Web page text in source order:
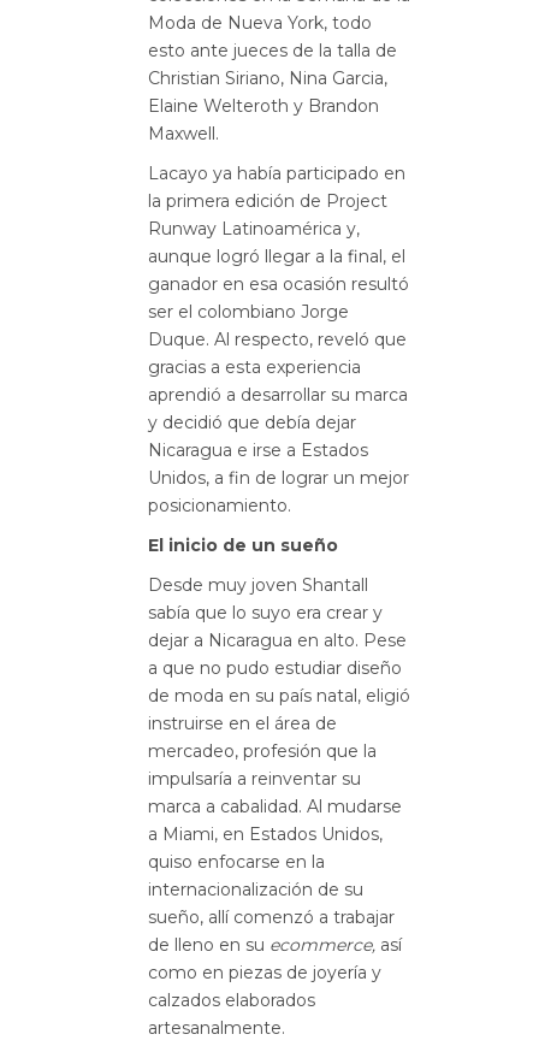
Moda de Nueva York, todo
esto ante jueces de la talla de
Christian Siriano, Nina Garcia,
Elaine Welteroth y Brandon
Maxwell.
Lacayo ya había participado en
la primera edición de Project
Runway Latinoamérica y,
aunque logró llegar a la final, el
ganador en esa ocasión resultó
ser el colombiano Jorge
Duque. Al respecto, reveló que
gracias a esta experiencia
aprendió a desarrollar su marca
y decidió que debía dejar
Nicaragua e irse a Estados
Unidos, a fin de lograr un mejor
posicionamiento.
El inicio de un sueño
Desde muy joven Shantall
sabía que lo suyo era crear y
dejar a Nicaragua en alto. Pese
a que no pudo estudiar diseño
de moda en su país natal, eligió
instruirse en el área de
mercadeo, profesión que la
impulsaría a reinventar su
marca a cabalidad. Al mudarse
a Miami, en Estados Unidos,
quiso enfocarse en la
internacionalización de su
sueño, allí comenzó a trabajar
de lleno en su ecommerce, así
como en piezas de joyería y
calzados elaborados
artesanalmente.